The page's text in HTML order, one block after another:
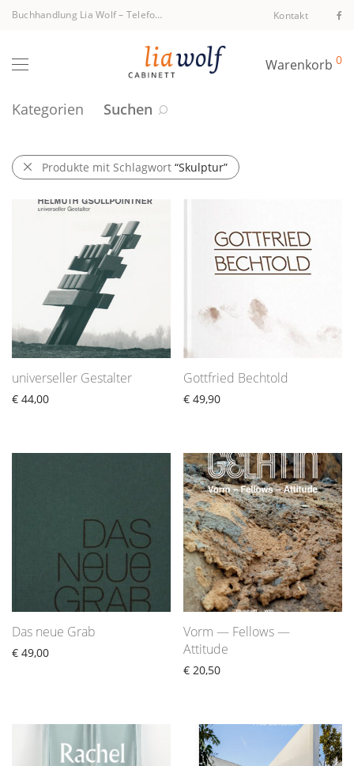
Buchhandlung Lia Wolf– Telefon +43 1 512 40 94 Kontakt
Warenkorb 0
Kategorien Suchen
Produkte mit Schlagwort “Skulptur”
universeller Gestalter
€ 44,00
Gottfried Bechtold
€ 49,90
Das neue Grab
€ 49,00
Vorm — Fellows —
Attitude
€ 20,50